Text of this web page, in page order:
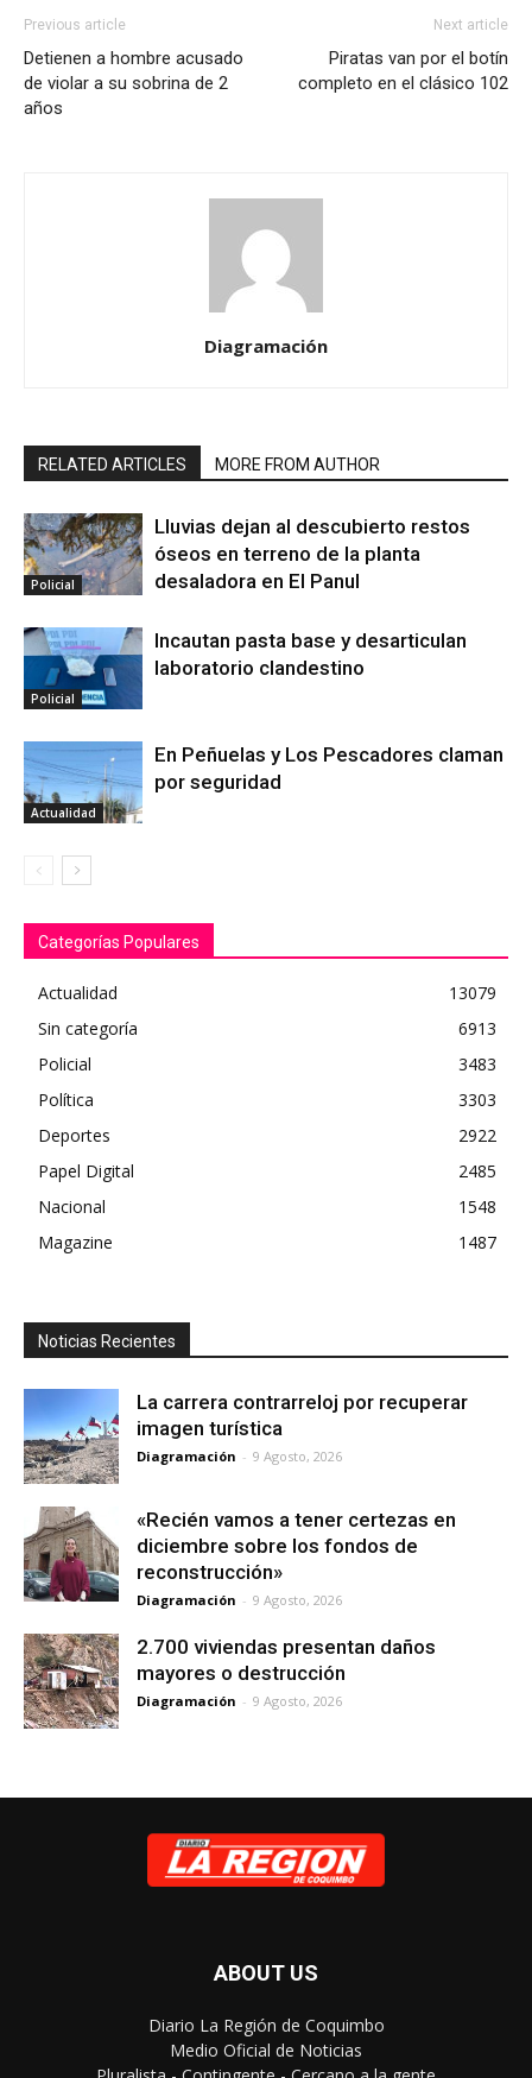
Previous article
Detienen a hombre acusado
de violar a su sobrina de 2
años
Next article
Piratas van por el botín
completo en el clásico 102
Diagramación
RELATED ARTICLES MORE FROM AUTHOR
Policial
Lluvias dejan al descubierto restos
óseos en terreno de la planta
desaladora en El Panul
Policial
Incautan pasta base y desarticulan
laboratorio clandestino
Actualidad
En Peñuelas y Los Pescadores claman
por seguridad
Categorías Populares
Actualidad
13079
Sin categoría
6913
Policial
3483
Política
3303
Deportes
2922
Papel Digital
2485
Nacional
1548
Magazine
1487
Noticias Recientes
La carrera contrarreloj por recuperar
imagen turística
Diagramación - 9 Agosto, 2026
«Recién vamos a tener certezas en
diciembre sobre los fondos de
reconstrucción»
Diagramación - 9 Agosto, 2026
2.700 viviendas presentan daños
mayores o destrucción
Diagramación - 9 Agosto, 2026
ABOUT US
Diario La Región de Coquimbo
Medio Oficial de Noticias